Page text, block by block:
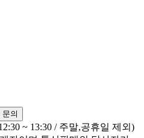
문의
~ 13:30 / 주말,공휴일 제외)